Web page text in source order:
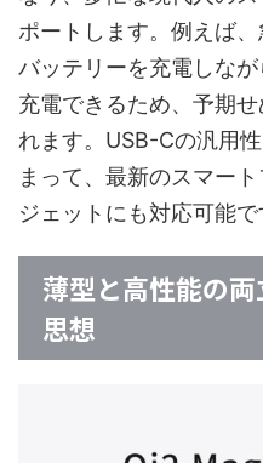
ポートします。例えば
バッテリーを充電しな
充電できるため、予期
れます。USB-Cの汎用
まって、最新のスマー
ジェットにも対応可能で
薄型と高性能の
思想